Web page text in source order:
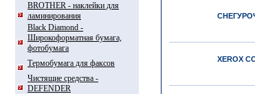
BROTHER - наклейки для
ламинирования
Black Diamond -
Широкоформатная бумага,
фотобумага
Термобумага для факсов
Чистящие средства -
DEFENDER
XEROX